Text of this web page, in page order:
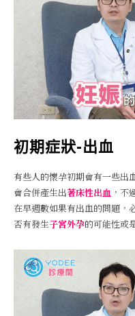
初期症狀-出血
有些人的懷孕初期會有一些出
會合併產生出著床性出血 ，不
在早週數如果有出血的問題，
否有發生子宮外孕的可能性或